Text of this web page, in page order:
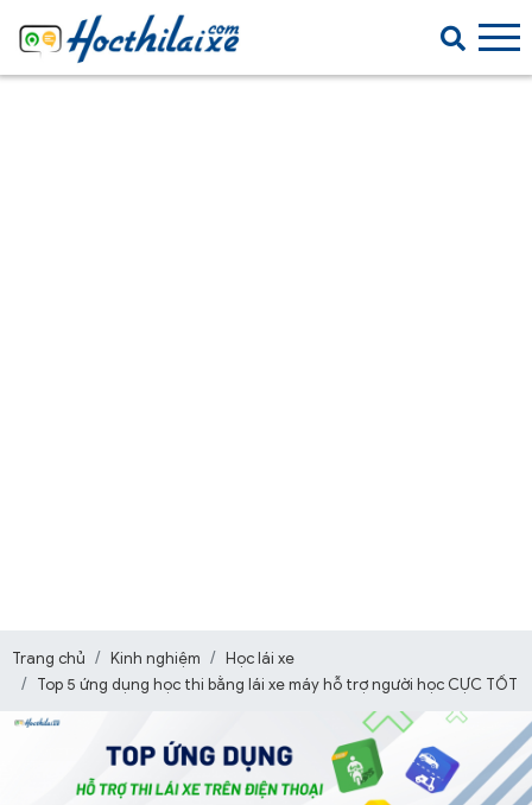
Trang chủ Kinh nghiệm
Học lái xe
Top 5 ứng dụng học thi bằng lái xe máy hỗ trợ người học CỰC TỐT